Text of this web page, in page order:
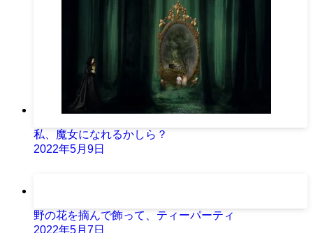
私、魔女になれるかしら？
2022年5月9日
野の花を摘んで飾って、ティーパーティ
2022年5月7日